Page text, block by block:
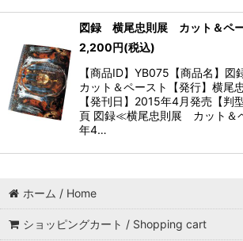
図録 横尾忠則展 カット＆ペ
2,200円(税込)
【商品ID】YB075【商品名】
カット＆ペースト【発行】横尾
【発刊日】2015年4月発売【
頁 図録≪横尾忠則展 カット＆
年4…
ホーム / Home
ショッピングカート / Shopping cart